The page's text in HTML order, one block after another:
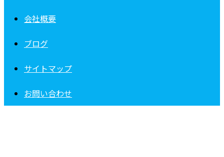
会社概要
ブログ
サイトマップ
お問い合わせ